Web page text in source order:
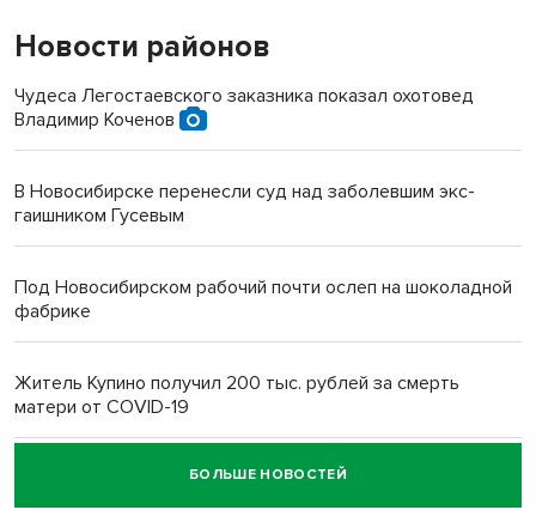
Новости районов
Чудеса Легостаевского заказника показал охотовед
Владимир Коченов
В Новосибирске перенесли суд над заболевшим экс-
гаишником Гусевым
Под Новосибирском рабочий почти ослеп на шоколадной
фабрике
Житель Купино получил 200 тыс. рублей за смерть
матери от COVID-19
Новосибирский суд наказал водителя за смерть
пенсионерки на вокзале
БОЛЬШЕ НОВОСТЕЙ